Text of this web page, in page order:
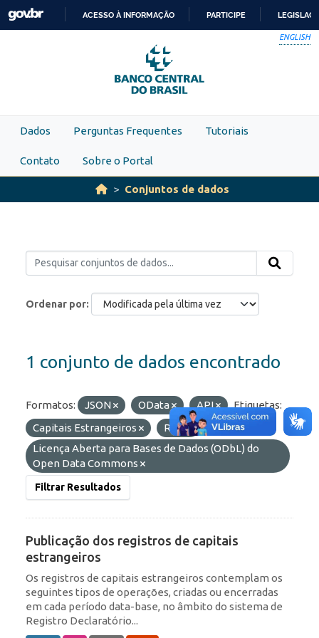
Skip to main content
PARA
O
CONTEÚDO
ACESSO À INFORMAÇÃO PARTICIPE
ENGLISH
Dados Perguntas Frequentes Tutoriais
Contato Sobre o Portal
Conjuntos de dados
Ordenar por
1 conjunto de dados encontrado
Formatos: JSON OData API
Etiquetas:
Capitais Estrangeiros
RDE
Licenças:
Licença Aberta para Bases de Dados (ODbL) do
Open Data Commons
Filtrar Resultados
Publicação dos registros de capitais
estrangeiros
Os registros de capitais estrangeiros contemplam os
seguintes tipos de operações, criadas ou encerradas
em cada período data-base, no âmbito do sistema de
Registro Declaratório...